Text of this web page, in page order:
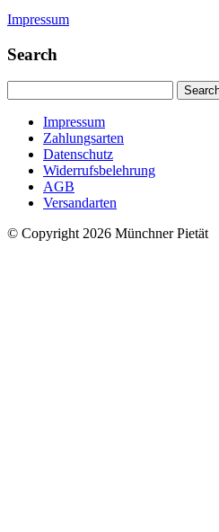
Impressum
Search
Impressum
Zahlungsarten
Datenschutz
Widerrufsbelehrung
AGB
Versandarten
© Copyright 2026 Münchner Pietät